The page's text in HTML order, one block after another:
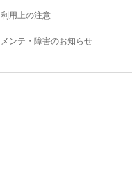
利用上の注意
メンテ・障害のお知らせ